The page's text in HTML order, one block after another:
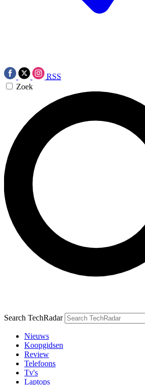
RSS
Zoek
Search TechRadar
Nieuws
Koopgidsen
Review
Telefoons
Tv's
Laptops